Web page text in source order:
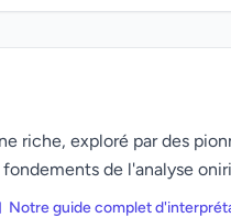
riche, exploré par des
de l'analyse
Notre guide complet